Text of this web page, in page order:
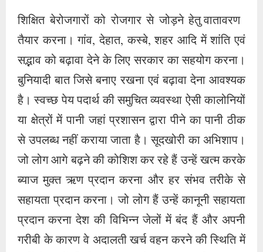
शिक्षित बेरोजगारों को रोजगार से जोड़ने हेतु वातावरण
तैयार करना। गांव, देहात, कस्बे, शहर आदि में शांति एवं
सद्भाव को बढ़ावा देने के लिए सरकार का सहयोग करना।
बुनियादी बात जिसे बनाए रखना एवं बढ़ावा देना आवश्यक
है। स्वच्छ पेय पदार्थ की समुचित व्यवस्था ऐसी कालोनियों
या क्षेत्रों में पानी जहां प्रशासन द्वारा पीने का पानी ठीक
से उपलब्ध नहीं कराया जाता है। सूदखोरी का अभिशाप।
जो लोग आगे बढ़ने की कोशिश कर रहे हैं उन्हें खत्म करके
ब्याज मुक्त ऋण प्रदान करना और हर संभव तरीके से
सहायता प्रदान करना। जो लोग हैं उन्हें कानूनी सहायता
प्रदान करना देश की विभिन्न जेलों में बंद हैं और अपनी
गरीबी के कारण वे अदालती खर्च वहन करने की स्थिति में